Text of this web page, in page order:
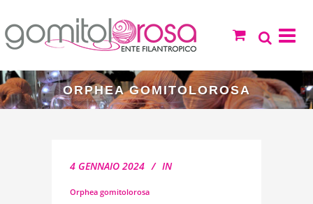
ORPHEA GOMITOLOROSA
4 GENNAIO 2024 IN
Orphea gomitolorosa